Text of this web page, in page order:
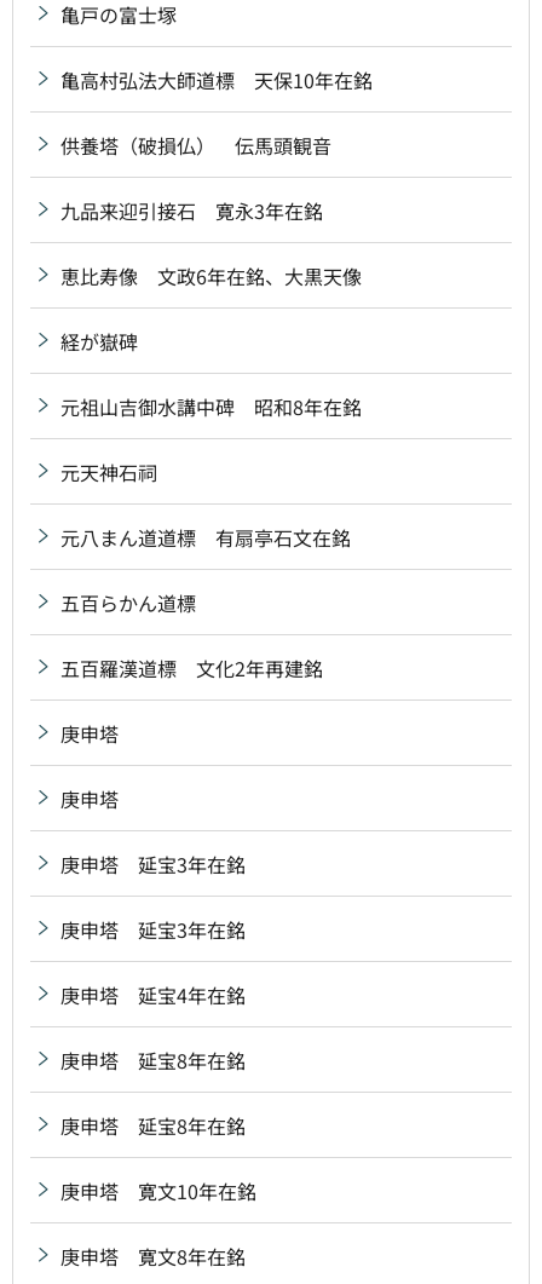
亀戸の富士塚
亀高村弘法大師道標 天保10年在銘
供養塔（破損仏） 伝馬頭観音
九品来迎引接石 寛永3年在銘
恵比寿像 文政6年在銘、大黒天像
経が嶽碑
元祖山吉御水講中碑 昭和8年在銘
元天神石祠
元八まん道道標 有扇亭石文在銘
五百らかん道標
五百羅漢道標 文化2年再建銘
庚申塔
庚申塔
庚申塔 延宝3年在銘
庚申塔 延宝3年在銘
庚申塔 延宝4年在銘
庚申塔 延宝8年在銘
庚申塔 延宝8年在銘
庚申塔 寛文10年在銘
庚申塔 寛文8年在銘